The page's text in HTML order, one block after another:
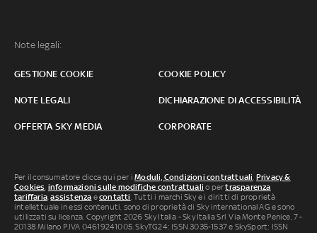
Note legali:
GESTIONE COOKIE COOKIE POLICY
NOTE LEGALI DICHIARAZIONE DI ACCESSIBILITÀ
OFFERTA SKY MEDIA CORPORATE
Per il consumatore clicca qui per iModuli, Condizioni contrattuali, Privacy &
Cookies, informazioni sulle modifiche contrattuali o pertrasparenza
tariffaria,assistenza econtatti. Tutti i marchi Sky e i diritti di proprietà
intellettuale in essi contenuti, sono di proprietà di Sky international AG e sono
utilizzati su licenza. Copyright 2026 Sky Italia - Sky Italia Srl Via Monte Penice, 7 -
20138 Milano P.IVA 04619241005. SkyTG24: ISSN 3035-1537 e SkySport: ISSN